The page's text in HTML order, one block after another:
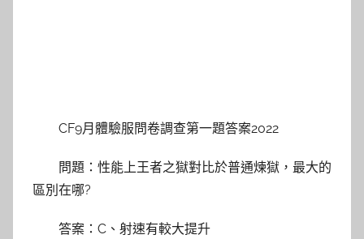
CF9月體驗服問卷調查第一題答案2022
問題：性能上王者之獄對比於普通煉獄，最大的
區別在哪?
答案：C、射速有較大提升